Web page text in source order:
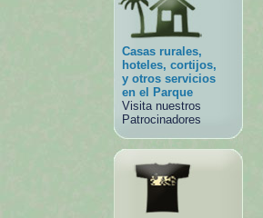
Casas rurales,
hoteles, cortijos,
y otros servicios
en el Parque
Visita nuestros
Patrocinadores